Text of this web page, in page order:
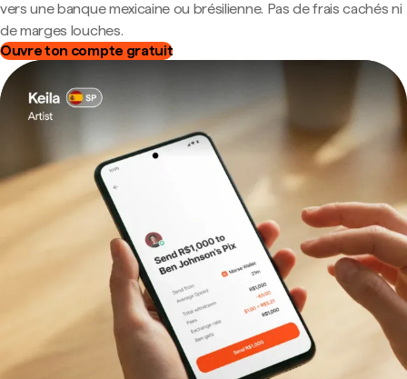
vers une banque mexicaine ou brésilienne. Pas de frais cachés ni
de marges louches.
Ouvre ton compte gratuit